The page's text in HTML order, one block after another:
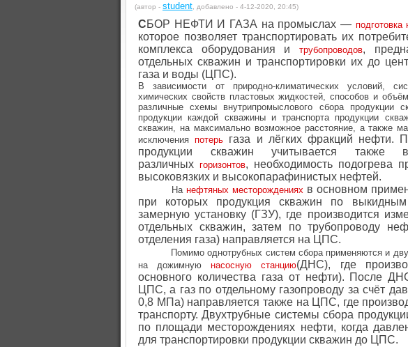
(автор - student , добавлено - 4-12-2020, 20:45)
СБОР НЕФТИ И ГАЗА на промыслах — подготовка
которое позволяет транспортировать их
комплекса оборудования и
трубопроводов,
отдельных скважин и транспортировки их до
газа и воды (ЦПС).
В зависимости от природно-климатических условий,
химических свойств пластовых жидкостей, способов и
различные схемы внутрипромыслового сбора продукции
продукции каждой скважины и транспорта продукции
скважин, на максимально возможное расстояние, а также
исключения потерь газа и лёгких фракций нефти.
продукции скважин учитывается также
различных горизонтов, необходимость подогрева
высоковязких и высокопарафинистых нефтей.
На нефтяных месторождениях в основном
при которых продукция скважин по
замерную установку (ГЗУ), где производится
отдельных скважин, затем по трубопроводу
отделения газа) направляется на ЦПС.
Помимо однотрубных систем сбора применяются и
на дожимную
насосную станцию(ДНС), где
основного количества газа от нефти). После
ЦПС, а газ по отдельному газопроводу за счёт
0,8 МПа) направляется также на ЦПС, где
транспорту. Двухтрубные системы сбора
по площади месторождениях нефти, когда
для транспортировки продукции скважин до ЦПС.